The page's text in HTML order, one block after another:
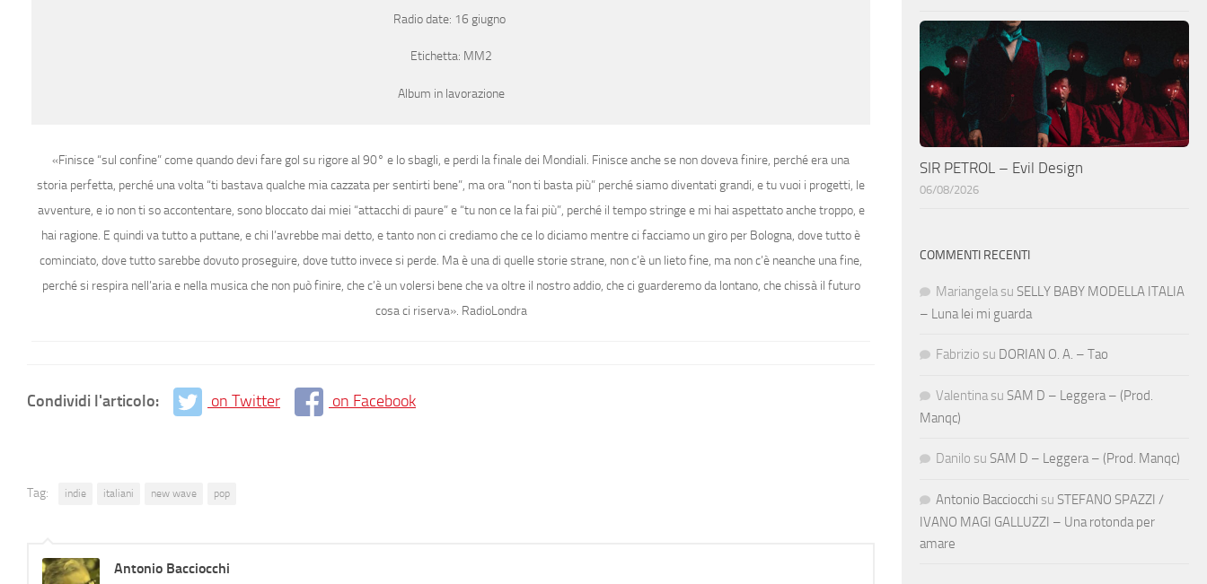
Radio date: 16 giugno
Etichetta: MM2
Album in lavorazione
«Finisce “sul confine” come quando devi fare gol su rigore al 90° e lo sbagli, e perdi la finale dei Mondiali. Finisce anche se non doveva finire, perché era una
storia perfetta, perché una volta “ti bastava qualche mia cazzata per sentirti bene”, ma ora “non ti basta più” perché siamo diventati grandi, e tu vuoi i progetti, le
avventure, e io non ti so accontentare, sono bloccato dai miei “attacchi di paure” e “tu non ce la fai più”, perché il tempo stringe e mi hai aspettato anche troppo, e
hai ragione. E quindi va tutto a puttane, e chi l’avrebbe mai detto, e tanto non ci crediamo che ce lo diciamo mentre ci facciamo un giro per Bologna, dove tutto è
cominciato, dove tutto sarebbe dovuto proseguire, dove tutto invece si perde. Ma è una di quelle storie strane, non c’è un lieto fine, ma non c’è neanche una fine,
perché si respira nell’aria e nella musica che non può finire, che c’è un volersi bene che va oltre il nostro addio, che ci guarderemo da lontano, che chissà il futuro
cosa ci riserva». RadioLondra
Condividi l'articolo: on Twitter on Facebook
Tag: indie italiani new wave pop
Antonio Bacciocchi
SIR PETROL – Evil Design
06/08/2026
COMMENTI RECENTI
Mariangela su SELLY BABY MODELLA ITALIA
– Luna lei mi guarda
Fabrizio su DORIAN O. A. – Tao
Valentina su SAM D – Leggera – (Prod.
Manqc)
Danilo su SAM D – Leggera – (Prod. Manqc)
Antonio Bacciocchi su STEFANO SPAZZI /
IVANO MAGI GALLUZZI – Una rotonda per
amare